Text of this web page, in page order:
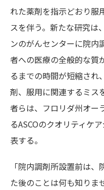
れた薬剤を指示どおり服
スを伴う。新たな研究は
ンのがんセンターに院内
者への医療の全般的な質
るまでの時間が短縮され
剤、服用に関連するミス
者らは、フロリダ州オー
るASCOのクオリティケ
表する。
「院内調剤所設置前は
た後のことは何も知りま